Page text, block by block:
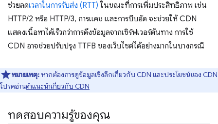
ช่วยลดเวลาในการรับส่ง (RTT) ในขณะที่การเพิ่มประสิทธิภาพ เช่น
HTTP/2 หรือ HTTP/3, การแคช และการบีบอัด จะช่วยให้ CDN
แสดงเนื้อหาได้เร็วกว่าการดึงข้อมูลจากเซิร์ฟเวอร์ต้นทาง การใช้
CDN อาจช่วยปรับปรุง TTFB ของเว็บไซต์ได้อย่างมากในบางกรณี
หมายเหตุ: หากต้องการดูข้อมูลเชิงลึกเกี่ยวกับ CDN และประโยชน์ของ CDN
โปรดอ่านคำแนะนำเกี่ยวกับ CDN
ทดสอบความรู้ของคุณ